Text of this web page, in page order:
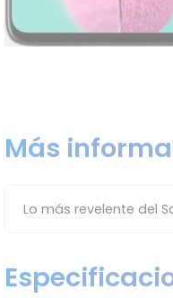
Más
Lo más revelente del